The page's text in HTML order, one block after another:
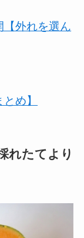
【外れを選ん
め】
れたてより